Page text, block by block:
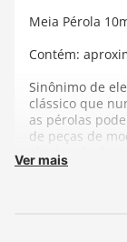
Meia Pérola
Contém:
Sinônimo de
clássico que
as pérolas
de peças de
objetos d
banhos de cor
Ver mais